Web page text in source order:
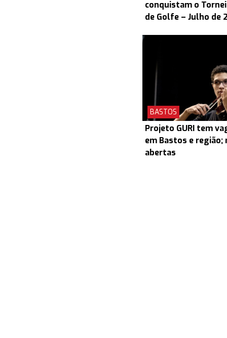
conquistam o
de Golfe – Julho de
BASTOS
Projeto GURI tem
em Bastos e
abertas